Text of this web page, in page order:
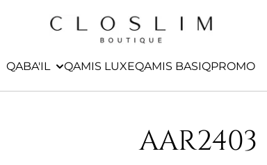
QABA'IL QAMIS LUXEQAMIS BASIQPROMO
AAR2403